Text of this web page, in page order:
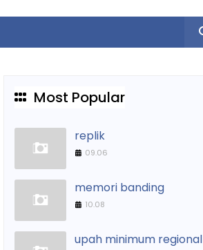
Most Popular
replik
09.06
memori banding
10.08
upah minimum regional